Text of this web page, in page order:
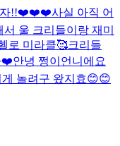
자!!❤️❤️❤️사실 아직 어
울 크리들이랑 재미
로 미라클🥰크리들
❤️안녕 쩡이언니에요
놀려구 왔지효😊😊